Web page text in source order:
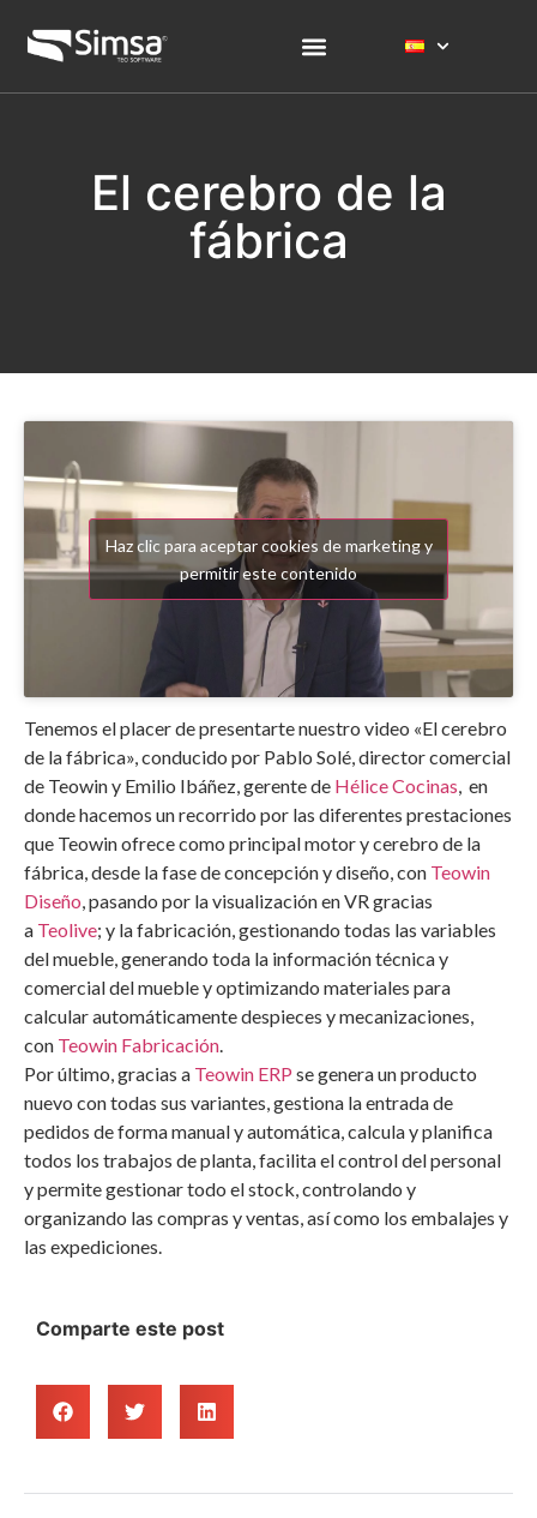
El cerebro de la
fábrica
Haz clic para aceptar cookies de marketing y
permitir este contenido
Tenemos el placer de presentarte nuestro video «El cerebro
de la fábrica», conducido por Pablo Solé, director comercial
de Teowin y Emilio Ibáñez, gerente de Hélice Cocinas, en
donde hacemos un recorrido por las diferentes prestaciones
que Teowin ofrece como principal motor y cerebro de la
fábrica, desde la fase de concepción y diseño, con Teowin
Diseño, pasando por la visualización en VR gracias
a Teolive; y la fabricación, gestionando todas las variables
del mueble, generando toda la información técnica y
comercial del mueble y optimizando materiales para
calcular automáticamente despieces y mecanizaciones,
con Teowin Fabricación.
Por último, gracias a Teowin ERP se genera un producto
nuevo con todas sus variantes, gestiona la entrada de
pedidos de forma manual y automática, calcula y planifica
todos los trabajos de planta, facilita el control del personal
y permite gestionar todo el stock, controlando y
organizando las compras y ventas, así como los embalajes y
las expediciones.
Comparte este post